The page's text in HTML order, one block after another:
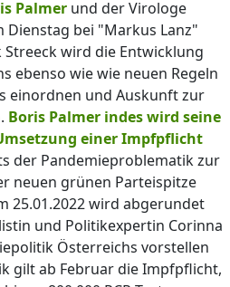
Palmer und der Virologe
Dienstag bei "Markus Lanz"
wird die Entwicklung
ebenso wie wie neuen Regeln
einordnen und Auskunft zur
Boris Palmer indes wird seine
einer Impfpflicht
der Pandemieproblematik zur
neuen grünen Parteispitze
25.01.2022 wird abgerundet
und Politikexpertin Corinna
Österreichs vorstellen
gilt ab Februar die Impfpflicht,